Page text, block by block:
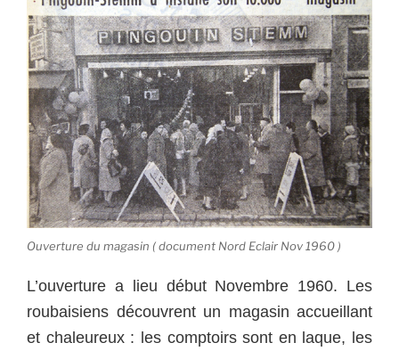
Ouverture du magasin ( document Nord Eclair Nov 1960 )
L’ouverture a lieu début Novembre 1960. Les
roubaisiens découvrent un magasin accueillant
et chaleureux : les comptoirs sont en laque, les